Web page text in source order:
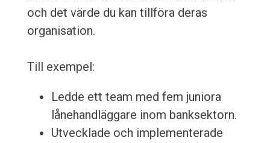
och det värde du kan tillföra deras
organisation.
Till exempel:
Ledde ett team med fem juniora
lånehandläggare inom banksektorn.
Utvecklade och implementerade